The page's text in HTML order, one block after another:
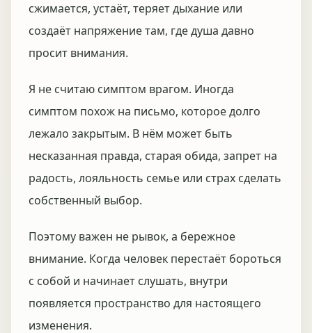
сжимается, устаёт, теряет дыхание или
создаёт напряжение там, где душа давно
просит внимания.
Я не считаю симптом врагом. Иногда
симптом похож на письмо, которое долго
лежало закрытым. В нём может быть
несказанная правда, старая обида, запрет на
радость, лояльность семье или страх сделать
собственный выбор.
Поэтому важен не рывок, а бережное
внимание. Когда человек перестаёт бороться
с собой и начинает слушать, внутри
появляется пространство для настоящего
изменения.